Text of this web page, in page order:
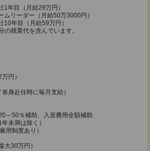
年目（月給29万円）
リーダー（月給50万3000円）
年目（月給59万円）
残業代を含んでいます。
円）
身赴任時に毎月支給）
～50％補助、入居費用全額補助
未満は除く）
用制度あり）
大30万円）